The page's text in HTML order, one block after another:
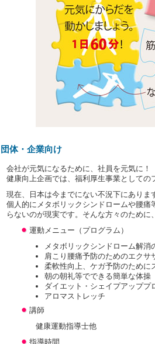
団体・企業向け
会社が元気になるために、社員を元気に！
健康向上企画では、福利厚生事業としての
現在、日本は今までにない不況下にありま
個人的にメタボリックシンドロームや腰
らないのが現実です。そんな方々のために
運動メニュー（プログラム）
メタボリックシンドローム解消
肩こり腰痛予防のためのエクサ
柔軟性向上、ケガ予防のために
朝の朝礼等でできる簡単な体操
ダイエット・シェイプアッププ
アロマストレッチ
講師
健康運動指導士他
指導時間